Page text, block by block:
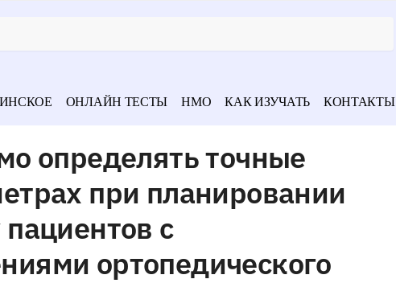
ОНЛАЙН ТЕСТЫ НМО КАК ИЗУЧАТЬ КОНТАКТЫ
определять точные
при планировании
с
ортопедического